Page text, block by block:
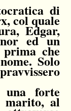
di
col quale
Edgar,
ed un
che
Solo
forte
marito, al